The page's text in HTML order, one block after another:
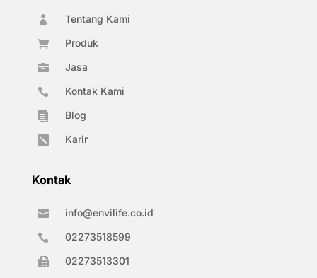
 Tentang Kami
 Produk
 Jasa
 Kontak Kami
 Blog
 Karir
Kontak
 info@envilife.co.id
 02273518599
 02273513301